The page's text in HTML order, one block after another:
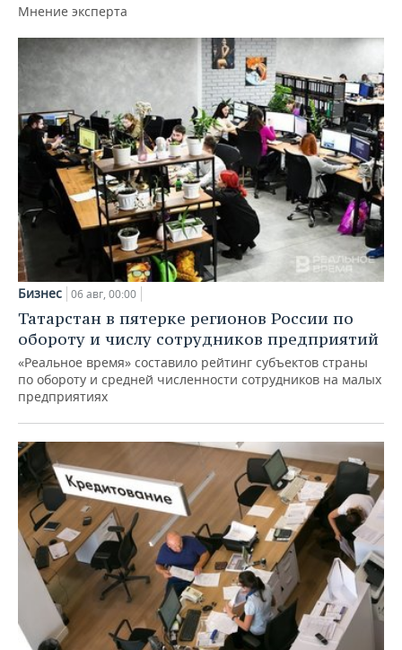
Мнение эксперта
Бизнес 06 авг, 00:00
Татарстан в пятерке регионов России по
обороту и числу сотрудников предприятий
«Реальное время» составило рейтинг субъектов страны
по обороту и средней численности сотрудников на малых
предприятиях